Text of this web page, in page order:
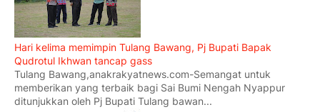
Hari kelima memimpin Tulang Bawang, Pj Bupati Bapak
Qudrotul Ikhwan tancap gass
Tulang Bawang,anakrakyatnews.com-Semangat untuk
memberikan yang terbaik bagi Sai Bumi Nengah Nyappur
ditunjukkan oleh Pj Bupati Tulang bawan...